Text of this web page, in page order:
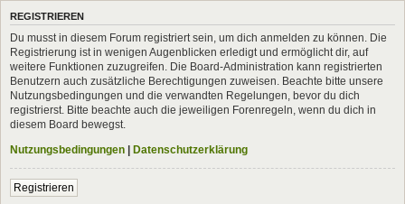
REGISTRIEREN
Du musst in diesem Forum registriert sein, um dich anmelden zu können. Die
Registrierung ist in wenigen Augenblicken erledigt und ermöglicht dir, auf
weitere Funktionen zuzugreifen. Die Board-Administration kann registrierten
Benutzern auch zusätzliche Berechtigungen zuweisen. Beachte bitte unsere
Nutzungsbedingungen und die verwandten Regelungen, bevor du dich
registrierst. Bitte beachte auch die jeweiligen Forenregeln, wenn du dich in
diesem Board bewegst.
Nutzungsbedingungen | Datenschutzerklärung
Registrieren